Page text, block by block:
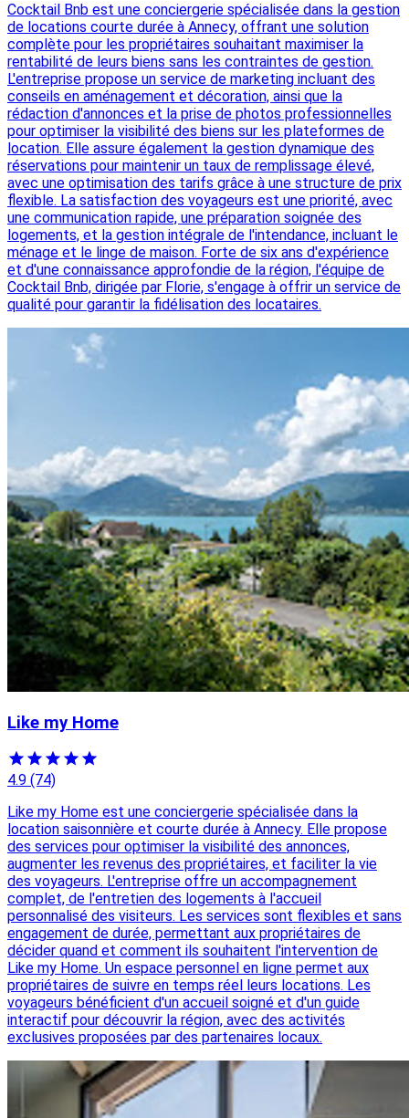
Cocktail Bnb est une conciergerie spécialisée dans la gestion
de locations courte durée à Annecy, offrant une solution
complète pour les propriétaires souhaitant maximiser la
rentabilité de leurs biens sans les contraintes de gestion.
L'entreprise propose un service de marketing incluant des
conseils en aménagement et décoration, ainsi que la
rédaction d'annonces et la prise de photos professionnelles
pour optimiser la visibilité des biens sur les plateformes de
location. Elle assure également la gestion dynamique des
réservations pour maintenir un taux de remplissage élevé,
avec une optimisation des tarifs grâce à une structure de prix
flexible. La satisfaction des voyageurs est une priorité, avec
une communication rapide, une préparation soignée des
logements, et la gestion intégrale de l'intendance, incluant le
ménage et le linge de maison. Forte de six ans d'expérience
et d'une connaissance approfondie de la région, l'équipe de
Cocktail Bnb, dirigée par Florie, s'engage à offrir un service de
qualité pour garantir la fidélisation des locataires.
Like my Home
4.9 (74)
Like my Home est une conciergerie spécialisée dans la
location saisonnière et courte durée à Annecy. Elle propose
des services pour optimiser la visibilité des annonces,
augmenter les revenus des propriétaires, et faciliter la vie
des voyageurs. L'entreprise offre un accompagnement
complet, de l'entretien des logements à l'accueil
personnalisé des visiteurs. Les services sont flexibles et sans
engagement de durée, permettant aux propriétaires de
décider quand et comment ils souhaitent l'intervention de
Like my Home. Un espace personnel en ligne permet aux
propriétaires de suivre en temps réel leurs locations. Les
voyageurs bénéficient d'un accueil soigné et d'un guide
interactif pour découvrir la région, avec des activités
exclusives proposées par des partenaires locaux.